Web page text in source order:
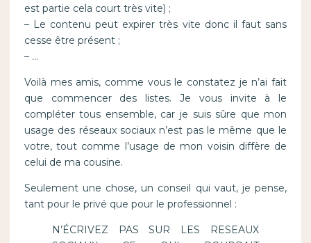
est partie cela court très vite) ;
– Le contenu peut expirer très vite donc il faut sans
cesse être présent ;
– …
Voilà mes amis, comme vous le constatez je n’ai fait
que commencer des listes. Je vous invite à le
compléter tous ensemble, car je suis sûre que mon
usage des réseaux sociaux n’est pas le même que le
votre, tout comme l’usage de mon voisin diffère de
celui de ma cousine.
Seulement une chose, un conseil qui vaut, je pense,
tant pour le privé que pour le professionnel :
N’ÉCRIVEZ PAS SUR LES RESEAUX